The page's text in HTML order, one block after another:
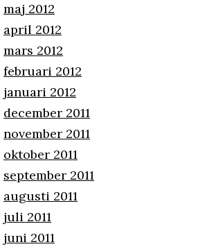
maj 2012
april 2012
mars 2012
februari 2012
januari 2012
december 2011
november 2011
oktober 2011
september 2011
augusti 2011
juli 2011
juni 2011